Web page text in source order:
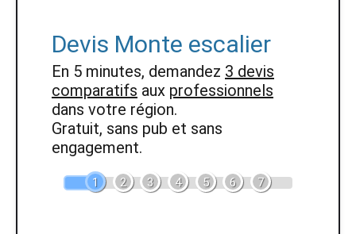
Devis Monte escalier
En 5 minutes, demandez 3 devis
comparatifs aux professionnels
dans votre région.
Gratuit, sans pub et sans
engagement.
1 2 3 4 5 6 7